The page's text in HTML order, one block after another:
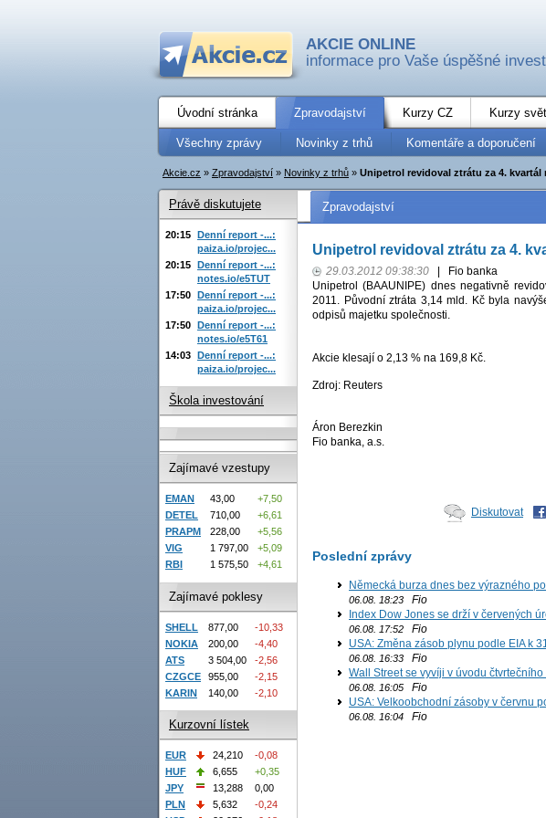
AKCIE ONLINE
informace pro Vaše úspěšné
Úvodní stránka Zpravodajství Kurzy CZ Kurzy
Všechny zprávy Novinky z trhů Komentáře a doporučení
Akcie.cz » Zpravodajství » Novinky z trhů » Unipetrol revidoval ztrátu za 4. kvartál
Zpravodajství
Unipetrol revidoval ztrátu za 4.
29.03.2012 09:38:30
Fio banka
Unipetrol (BAAUNIPE) dnes negativně
2011. Původní ztráta 3,14 mld. Kč byla
odpisů majetku společnosti.
Akcie klesají o 2,13 % na 169,8 Kč.
Zdroj: Reuters
Áron Berezkin
Fio banka, a.s.
Diskutovat
Poslední zprávy
Německá burza dnes bez výrazného
06.08. 18:23 Fio
Index Dow Jones se drží v červených
06.08. 17:52 Fio
USA: Změna zásob plynu podle EIA k
06.08. 16:33 Fio
Wall Street se vyvíji v úvodu
06.08. 16:05 Fio
USA: Velkoobchodní zásoby v červnu
06.08. 16:04 Fio
Právě diskutujete
20:15 Denní report -...:
paiza.io/projec...
20:15 Denní report -...:
notes.io/e5TUT
17:50 Denní report -...:
paiza.io/projec...
17:50 Denní report -...:
notes.io/e5T61
14:03 Denní report -...:
paiza.io/projec...
Škola investování
Zajímavé vzestupy
EMAN 43,00
+7,50
DETEL
710,00
+6,61
PRAPM
228,00
+5,56
VIG
1 797,00
+5,09
RBI
1 575,50 +4,61
Zajímavé poklesy
SHELL 877,00
-10,33
NOKIA
200,00
-4,40
ATS
3 504,00
-2,56
CZGCE
955,00
-2,15
KARIN
140,00 -2,10
Kurzovní lístek
EUR 24,210
-0,08
HUF
6,655
+0,35
JPY
13,288
0,00
PLN
5,632
-0,24